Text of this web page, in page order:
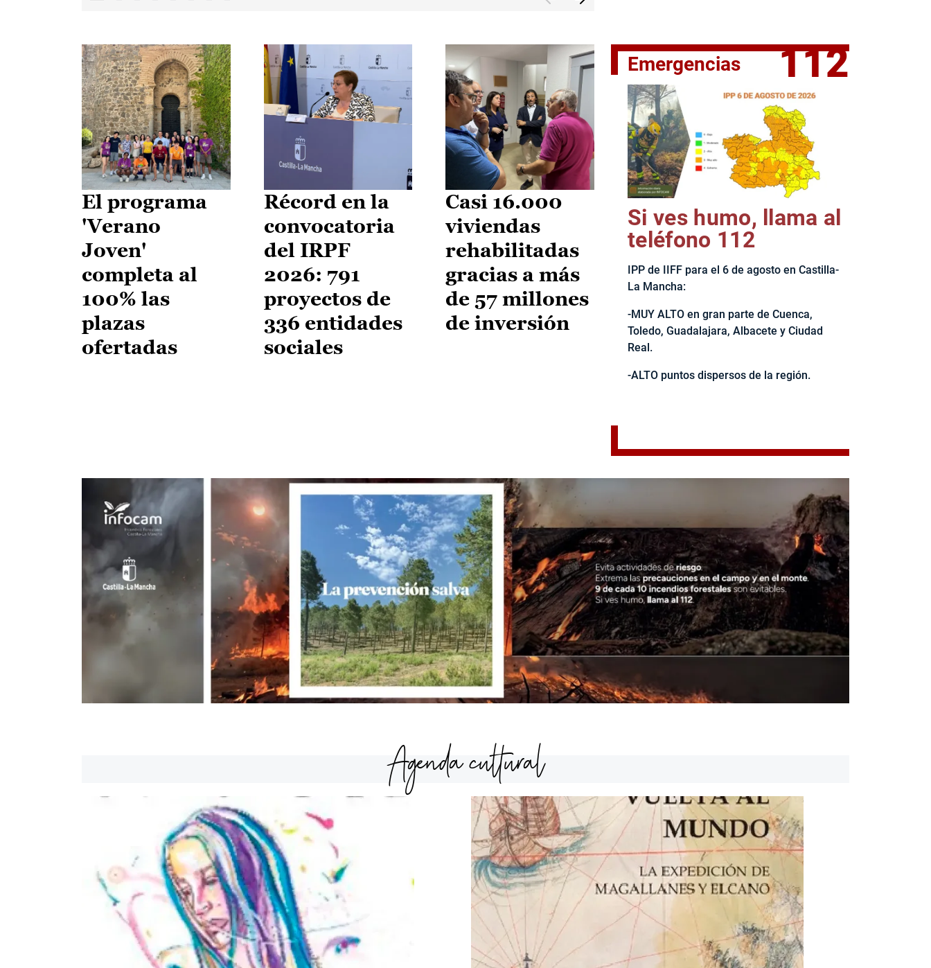
El jefe del Ejecutivo castellanomanchego, Emiliano García-
El programa
'Verano
Joven'
completa al
100% las
plazas
ofertadas
Récord en la
convocatoria
del IRPF
2026: 791
proyectos de
336 entidades
sociales
Casi 16.000
viviendas
rehabilitadas
gracias a más
de 57 millones
de inversión
Emergencias 112
Si ves humo, llama al
teléfono 112
IPP de IIFF para el 6 de agosto en Castilla-
La Mancha:
-MUY ALTO en gran parte de Cuenca,
Toledo, Guadalajara, Albacete y Ciudad
Real.
-ALTO puntos dispersos de la región.
Agenda cultural